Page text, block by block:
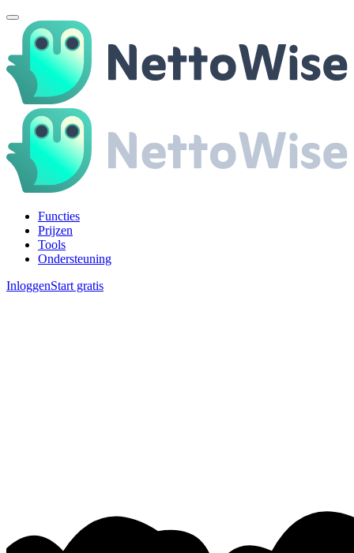
Functies
Prijzen
Tools
Ondersteuning
InloggenStart gratis